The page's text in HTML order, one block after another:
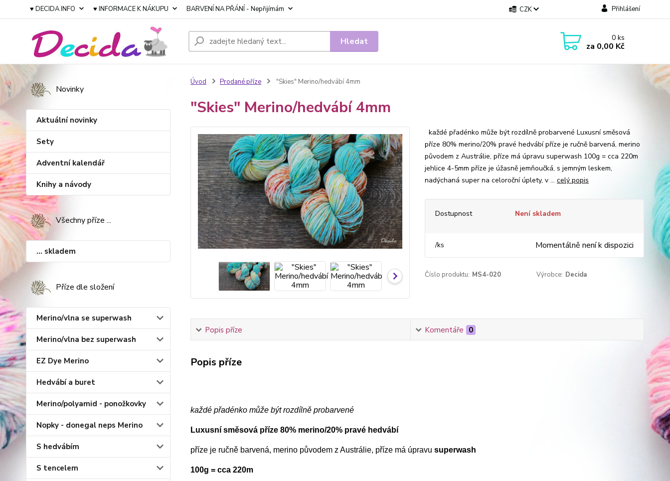
♥ DECIDA INFO ♥ INFORMACE K NÁKUPU BARVENÍ NA PŘÁNÍ - Nepřijímám CZK Přihlášení
Hledat 0ks
za 0,00 Kč
Novinky
Aktuální novinky
Sety
Adventní kalendář
Knihy a návody
Všechny příze ...
... skladem
Příze dle složení
Merino/vlna se superwash
Merino/vlna bez superwash
EZ Dye Merino
Hedvábí a buret
Merino/polyamid - ponožkovky
Nopky - donegal neps Merino
S hedvábím
S tencelem
Úvod Prodané příze "Skies" Merino/hedvábí 4mm
"Skies" Merino/hedvábí 4mm
každé přadénko může být rozdílně probarvené Luxusní směsová
příze 80% merino/20% pravé hedvábí příze je ručně barvená, merino
původem z Austrálie, příze má úpravu superwash 100g = cca 220m
jehlice 4-5mm příze je úžasně jemňoučká, s jemným leskem,
nadýchaná super na celoroční úplety, v ... celý popis
Dostupnost Není skladem
/ks Momentálně není k dispozici
Číslo produktu: MS4-020 Výrobce: Decida
Popis příze Komentáře 0
Popis příze
každé přadénko může být rozdílně probarvené
Luxusní směsová příze 80% merino/20% pravé hedvábí
příze je ručně barvená, merino původem z Austrálie, příze má úpravu superwash
100g = cca 220m